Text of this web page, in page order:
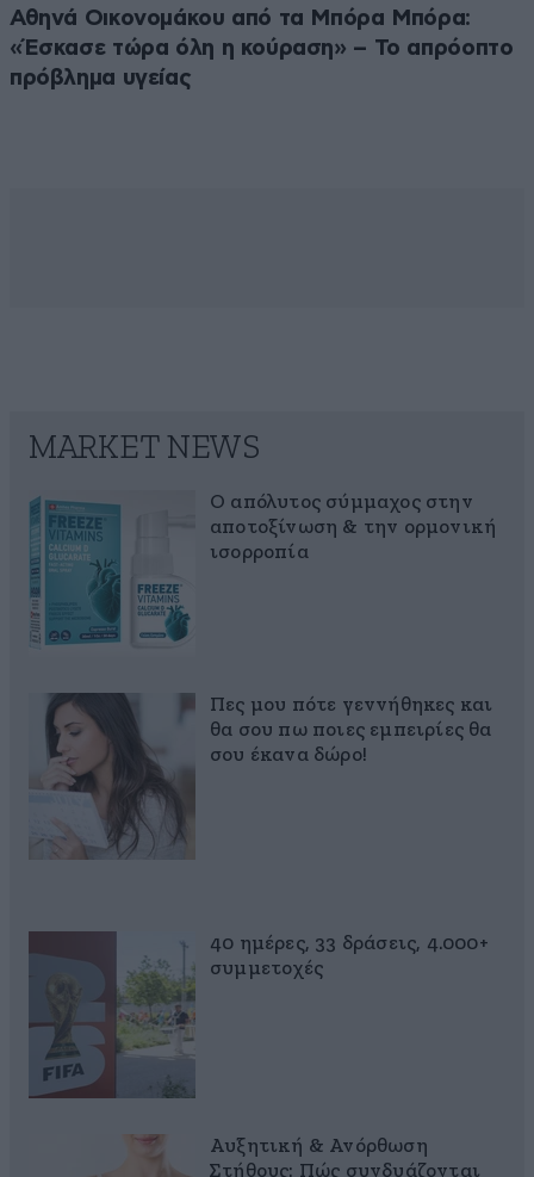
Αθηνά Οικονομάκου από τα Μπόρα Μπόρα:
«Έσκασε τώρα όλη η κούραση» – Το απρόοπτο
πρόβλημα υγείας
MARKET NEWS
Ο απόλυτος σύμμαχος στην
αποτοξίνωση & την ορμονική
ισορροπία
Πες μου πότε γεννήθηκες και
θα σου πω ποιες εμπειρίες θα
σου έκανα δώρο!
40 ημέρες, 33 δράσεις, 4.000+
συμμετοχές
Αυξητική & Ανόρθωση
Στήθους: Πώς συνδυάζονται